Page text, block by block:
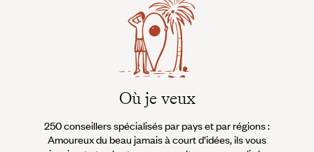
Où je veux
250 conseillers spécialisés par pays et par régions :
Amoureux du beau jamais à court d’idées, ils vous